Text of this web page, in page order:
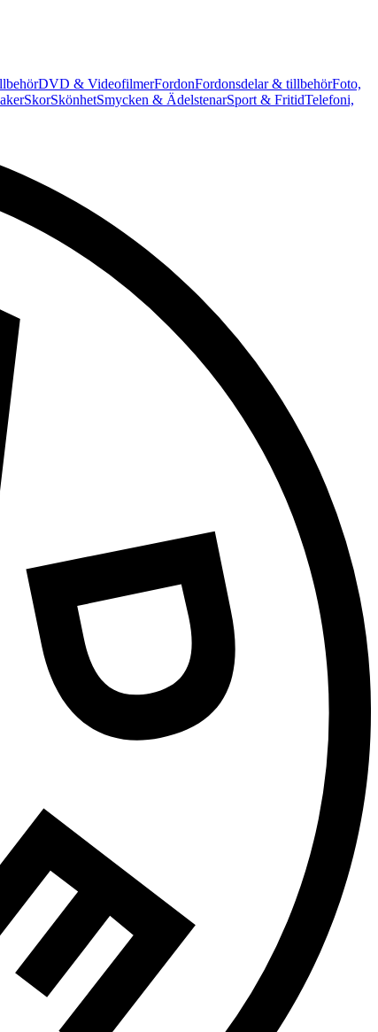
DVD & VideofilmerFordonFordonsdelar & tillbehörFoto,
SkorSkönhetSmycken & ÄdelstenarSport & FritidTelefoni,